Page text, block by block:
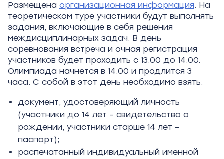
Размещена организационная информация. На
теоретическом туре участники будут выполнять
задания, включающие в себя решения
междисциплинарных задач. В день
соревнования встреча и очная регистрация
участников будет проходить с 13:00 до 14:00.
Олимпиада начнется в 14:00 и продлится 3
часа. С собой в этот день необходимо взять:
документ, удостоверяющий личность
(участники до 14 лет – свидетельство о
рождении, участники старше 14 лет –
паспорт);
распечатанный индивидуальный именной